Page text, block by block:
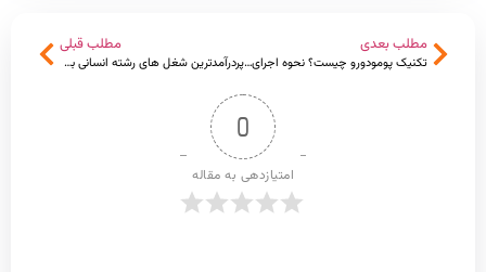
مطلب بعدی
تکنیک پومودورو چیست؟ نحوه اجرای صحیح روش پومودورو
مطلب قبلی
پردرآمدترین شغل های رشته انسانی برای خانم ها
0
امتیازدهی به مقاله